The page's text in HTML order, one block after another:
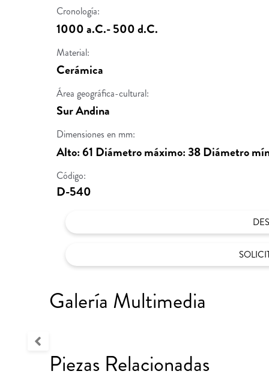
Cronología:
1000 a.C.- 500 d.C.
Material:
Cerámica
Área geográfica-cultural:
Sur Andina
Dimensiones en mm:
Alto: 61 Diámetro máximo: 38 Diámetro
Código:
D-540
Galería Multimedia
Piezas Relacionadas